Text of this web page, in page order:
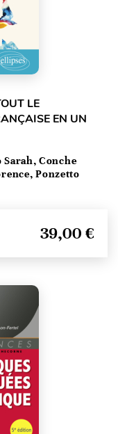
LE
EN UN
Conche
Ponzetto
39,00 €